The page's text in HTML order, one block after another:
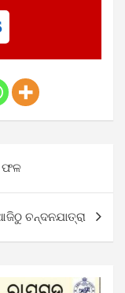
ଫଳ
ଚନ୍ଦନଯାତ୍ରା